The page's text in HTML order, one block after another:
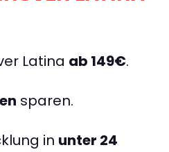
Latina ab 149€.
sparen.
in unter 24